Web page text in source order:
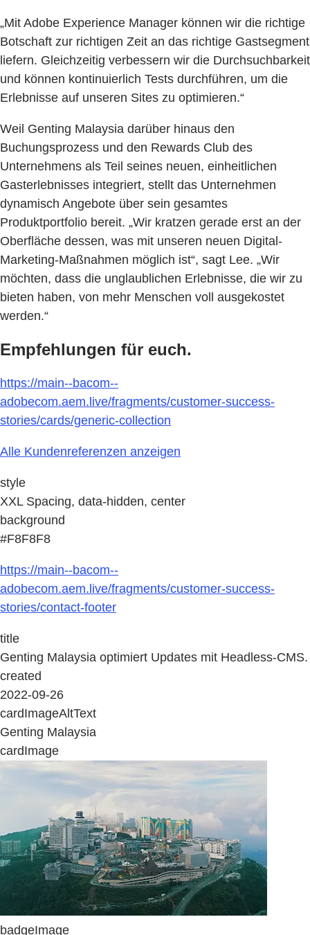
„Mit Adobe Experience Manager können wir die richtige
Botschaft zur richtigen Zeit an das richtige Gastsegment
liefern. Gleichzeitig verbessern wir die Durchsuchbarkeit
und können kontinuierlich Tests durchführen, um die
Erlebnisse auf unseren Sites zu optimieren.“
Weil Genting Malaysia darüber hinaus den
Buchungsprozess und den Rewards Club des
Unternehmens als Teil seines neuen, einheitlichen
Gasterlebnisses integriert, stellt das Unternehmen
dynamisch Angebote über sein gesamtes
Produktportfolio bereit. „Wir kratzen gerade erst an der
Oberfläche dessen, was mit unseren neuen Digital-
Marketing-Maßnahmen möglich ist“, sagt Lee. „Wir
möchten, dass die unglaublichen Erlebnisse, die wir zu
bieten haben, von mehr Menschen voll ausgekostet
werden.“
Empfehlungen für euch.
https://main--bacom--
adobecom.aem.live/fragments/customer-success-
stories/cards/generic-collection
Alle Kundenreferenzen anzeigen
style
XXL Spacing, data-hidden, center
background
#F8F8F8
https://main--bacom--
adobecom.aem.live/fragments/customer-success-
stories/contact-footer
title
Genting Malaysia optimiert Updates mit Headless-CMS.
created
2022-09-26
cardImageAltText
Genting Malaysia
cardImage
badgeImage